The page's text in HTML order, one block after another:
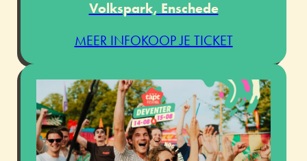
Volkspark, Enschede
MEER INFOKOOP JE TICKET